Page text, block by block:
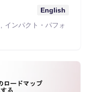
English
インパクト・パフォ